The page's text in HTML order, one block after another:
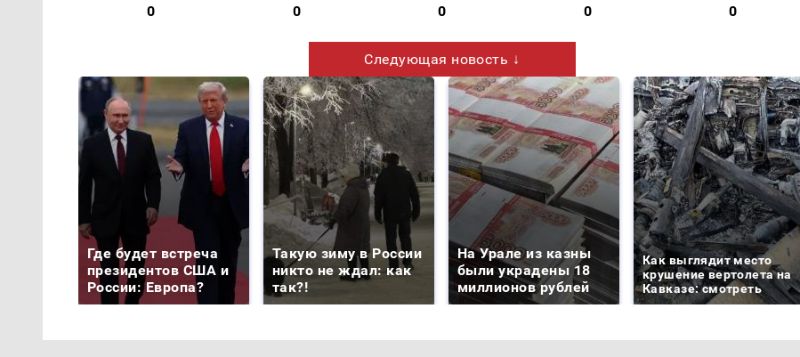
0 0 0 0 0
Следующая новость ↓
Где будет встреча
президентов США и
России: Европа?
Такую зиму в России
никто не ждал: как
так?!
На Урале из казны
были украдены 18
миллионов рублей
Как выглядит место
крушение вертолета на
Кавказе: смотреть